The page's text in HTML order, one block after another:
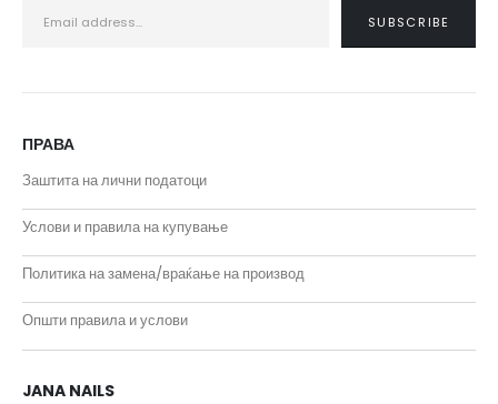
ПРАВА
Заштита на лични податоци
Услови и правила на купување
Политика на замена/враќање на производ
Општи правила и услови
JANA NAILS